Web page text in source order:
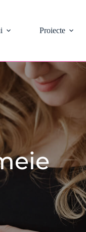
Proiecte